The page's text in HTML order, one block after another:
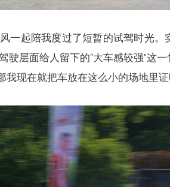
一起陪我度过了短暂的试驾时光
层面给人留下的“大车感较强”这
现在就把车放在这么小的场地里证